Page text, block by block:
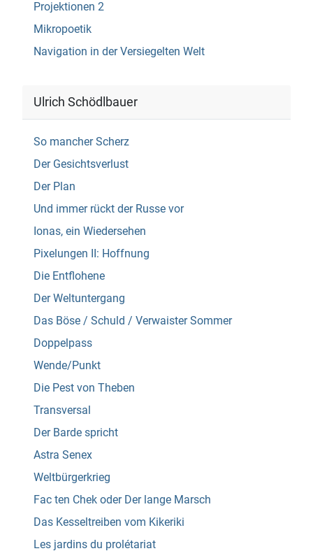
Projektionen 2
Mikropoetik
Navigation in der Versiegelten Welt
Ulrich Schödlbauer
So mancher Scherz
Der Gesichtsverlust
Der Plan
Und immer rückt der Russe vor
Ionas, ein Wiedersehen
Pixelungen II: Hoffnung
Die Entflohene
Der Weltuntergang
Das Böse / Schuld / Verwaister Sommer
Doppelpass
Wende/Punkt
Die Pest von Theben
Transversal
Der Barde spricht
Astra Senex
Weltbürgerkrieg
Fac ten Chek oder Der lange Marsch
Das Kesseltreiben vom Kikeriki
Les jardins du prolétariat